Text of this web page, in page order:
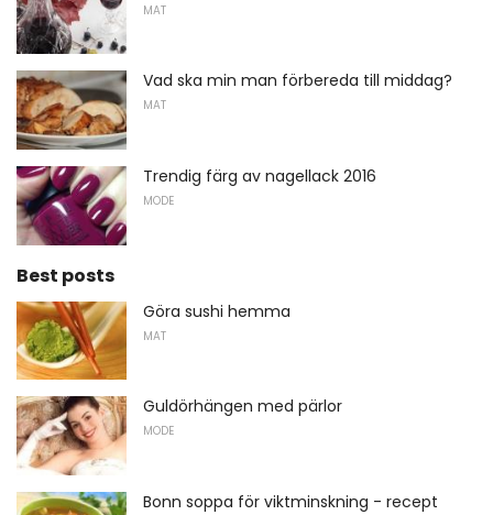
MAT
Vad ska min man förbereda till middag?
MAT
Trendig färg av nagellack 2016
MODE
Best posts
Göra sushi hemma
MAT
Guldörhängen med pärlor
MODE
Bonn soppa för viktminskning - recept